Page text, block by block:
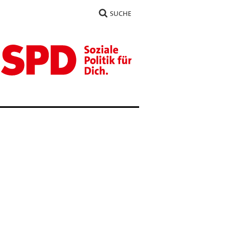
SUCHE